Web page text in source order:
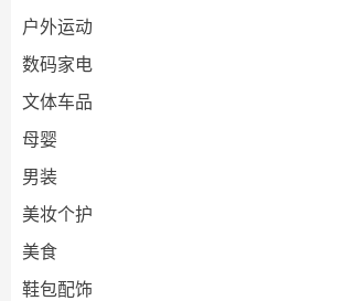
户外运动
数码家电
文体车品
母婴
男装
美妆个护
美食
鞋包配饰